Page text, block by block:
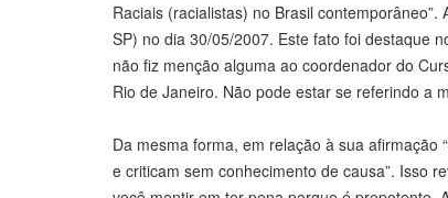
Raciais (racialistas) no Brasil
SP) no dia 30/05/2007. Este fato foi destaque
não fiz menção alguma ao coordenador do
Rio de Janeiro. Não pode estar se referindo a
Da mesma forma, em relação à sua
e criticam sem conhecimento de causa”. Isso